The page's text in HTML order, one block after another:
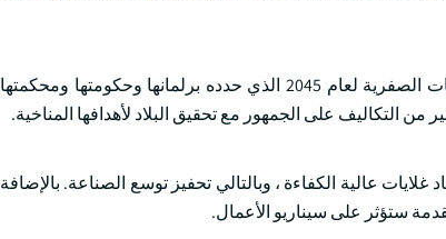
على سبيل المثال ، في فبراير 2024 ، كررت ألمانيا وعدها بالامتثال لهدف صافي الانبعاثات الصفرية لعام 2045 الذي حدده برلمانها وحكومتها ومحكمتها
التكاليف على الجمهور مع تحقيق البلاد لأهدافها المناخية.
غلايات عالية الكفاءة ، وبالتالي تحفيز توسع الصناعة. بالإضافة
ستؤثر على سيناريو الأعمال.